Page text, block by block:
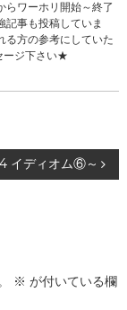
らワーホリ開始～終了
事も投稿していま
る方の参考にしていた
ージ下さい★
イディオム⑥～
※ が付いている欄